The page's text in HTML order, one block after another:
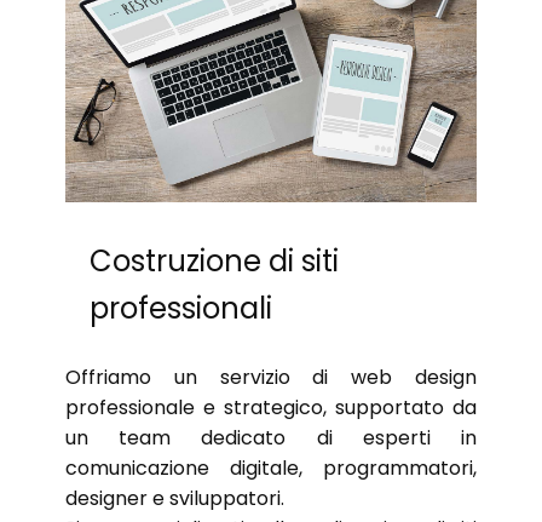
Costruzione di siti
professionali
Offriamo un servizio di web design
professionale e strategico, supportato da
un team dedicato di esperti in
comunicazione digitale, programmatori,
designer e sviluppatori.